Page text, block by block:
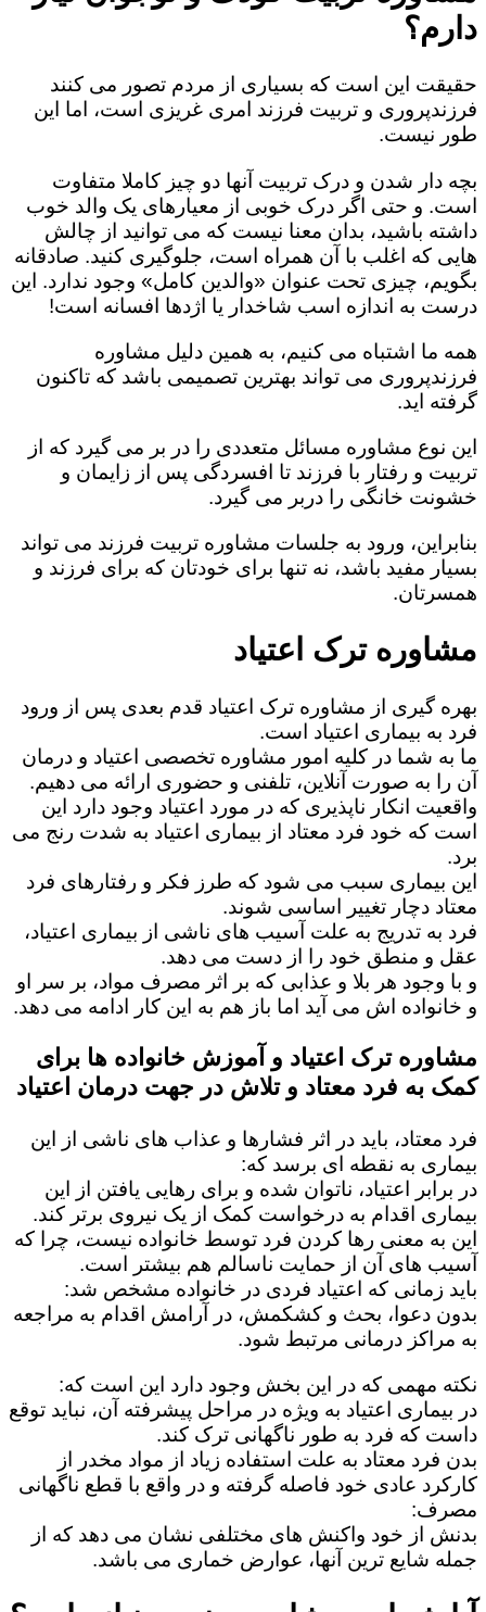
دارم؟
حقیقت این است که بسیاری از مردم تصور می کنند
فرزندپروری و تربیت فرزند امری غریزی است، اما این
طور نیست.
بچه دار شدن و درک تربیت آنها دو چیز کاملا متفاوت
است. و حتی اگر درک خوبی از معیارهای یک والد خوب
داشته باشید، بدان معنا نیست که می توانید از چالش
هایی که اغلب با آن همراه است، جلوگیری کنید. صادقانه
بگویم، چیزی تحت عنوان «والدین کامل» وجود ندارد. این
درست به اندازه اسب شاخدار یا اژدها افسانه است!
همه ما اشتباه می کنیم، به همین دلیل مشاوره
فرزندپروری می تواند بهترین تصمیمی باشد که تاکنون
گرفته اید.
این نوع مشاوره مسائل متعددی را در بر می گیرد که از
تربیت و رفتار با فرزند تا افسردگی پس از زایمان و
خشونت خانگی را دربر می گیرد.
بنابراین، ورود به جلسات مشاوره تربیت فرزند می تواند
بسیار مفید باشد، نه تنها برای خودتان که برای فرزند و
همسرتان.
مشاوره ترک اعتیاد
بهره گیری از مشاوره ترک اعتیاد قدم بعدی پس از ورود
فرد به بیماری اعتیاد است.
ما به شما در کلیه امور مشاوره تخصصی اعتیاد و درمان
آن را به صورت آنلاین، تلفنی و حضوری ارائه می دهیم.
واقعیت انکار ناپذیری که در مورد اعتیاد وجود دارد این
است که خود فرد معتاد از بیماری اعتیاد به شدت رنج می
برد.
این بیماری سبب می شود که طرز فکر و رفتارهای فرد
معتاد دچار تغییر اساسی شوند.
فرد به تدریج به علت آسیب های ناشی از بیماری اعتیاد،
عقل و منطق خود را از دست می دهد.
و با وجود هر بلا و عذابی که بر اثر مصرف مواد، بر سر او
و خانواده اش می آید اما باز هم به این کار ادامه می دهد.
مشاوره ترک اعتیاد و آموزش خانواده ها برای
کمک به فرد معتاد و تلاش در جهت درمان اعتیاد
فرد معتاد، باید در اثر فشارها و عذاب های ناشی از این
بیماری به نقطه ای برسد که:
در برابر اعتیاد، ناتوان شده و برای رهایی یافتن از این
بیماری اقدام به درخواست کمک از یک نیروی برتر کند.
این به معنی رها کردن فرد توسط خانواده نیست، چرا که
آسیب های آن از حمایت ناسالم هم بیشتر است.
باید زمانی که اعتیاد فردی در خانواده مشخص شد:
بدون دعوا، بحث و کشکمش، در آرامش اقدام به مراجعه
به مراکز درمانی مرتبط شود.
نکته مهمی که در این بخش وجود دارد این است که:
در بیماری اعتیاد به ویژه در مراحل پیشرفته آن، نباید توقع
داست که فرد به طور ناگهانی ترک کند.
بدن فرد معتاد به علت استفاده زیاد از مواد مخدر از
کارکرد عادی خود فاصله گرفته و در واقع با قطع ناگهانی
مصرف:
بدنش از خود واکنش های مختلفی نشان می دهد که از
جمله شایع ترین آنها، عوارض خماری می باشد.